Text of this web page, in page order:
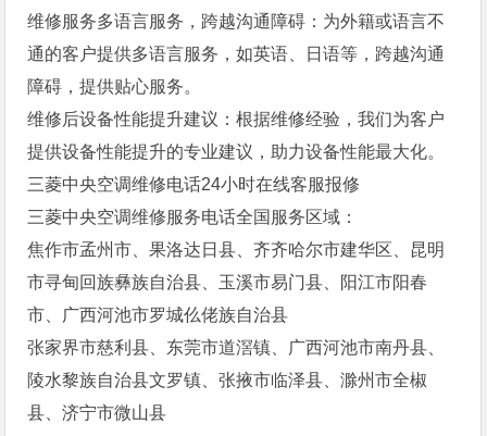
维修服务多语言服务，跨越沟通障碍：为外籍或语言不
通的客户提供多语言服务，如英语、日语等，跨越沟通
障碍，提供贴心服务。
维修后设备性能提升建议：根据维修经验，我们为客户
提供设备性能提升的专业建议，助力设备性能最大化。
三菱中央空调维修电话24小时在线客服报修
三菱中央空调维修服务电话全国服务区域：
焦作市孟州市、果洛达日县、齐齐哈尔市建华区、昆明
市寻甸回族彝族自治县、玉溪市易门县、阳江市阳春
市、广西河池市罗城仫佬族自治县
张家界市慈利县、东莞市道滘镇、广西河池市南丹县、
陵水黎族自治县文罗镇、张掖市临泽县、滁州市全椒
县、济宁市微山县